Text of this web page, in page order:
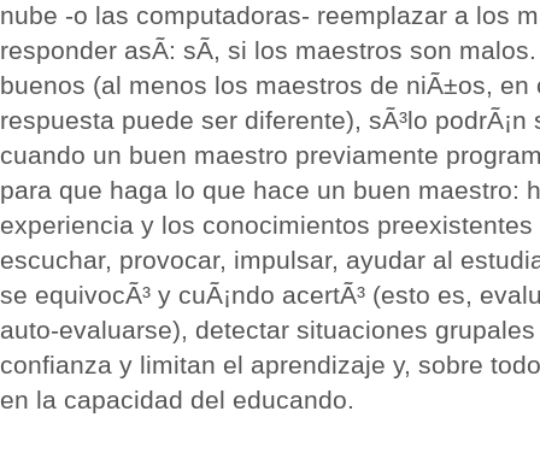
nube -o las computadoras- reemplazar a los
responder asÃ­: sÃ­, si los maestros son
buenos (al menos los maestros de niÃ±os, en
respuesta puede ser diferente), sÃ³lo
cuando un buen maestro previamente
para que haga lo que hace un buen maestro:
experiencia y los conocimientos
escuchar, provocar, impulsar, ayudar al
se equivocÃ³ y cuÃ¡ndo acertÃ³ (esto es,
auto-evaluarse), detectar situaciones
confianza y limitan el aprendizaje y, sobre
en la capacidad del educando.